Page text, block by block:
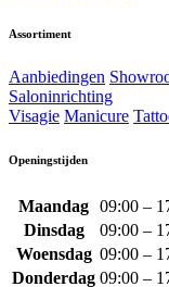
Assortiment
Aanbiedingen
Saloninrichting
Visagie Manicure
Openingstijden
Maandag 09:00 –
Dinsdag
09:00 –
Woensdag 09:00 –
Donderdag 09:00 –